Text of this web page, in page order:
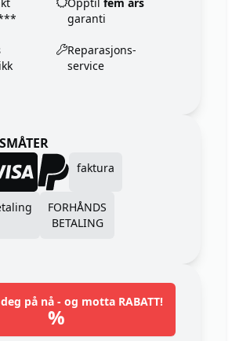
garanti
Reparasjons-
service
faktura
FORHÅNDS
BETALING
på nå - og motta RABATT!
%